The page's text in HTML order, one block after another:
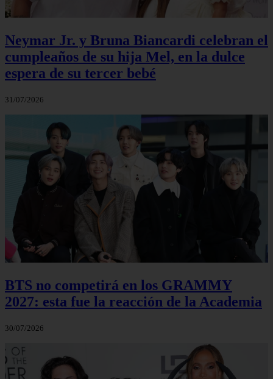
Neymar Jr. y Bruna Biancardi celebran el
cumpleaños de su hija Mel, en la dulce
espera de su tercer bebé
31/07/2026
BTS no competirá en los GRAMMY
2027: esta fue la reacción de la Academia
30/07/2026